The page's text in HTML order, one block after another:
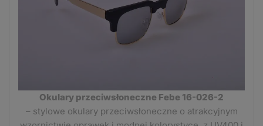
Okulary przeciwsłoneczne Febe 16-026-2
– stylowe okulary przeciwsłoneczne o atrakcyjnym